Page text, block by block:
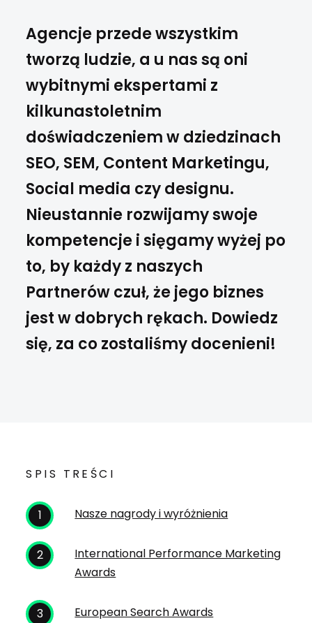
Agencje przede wszystkim
tworzą ludzie, a u nas są oni
wybitnymi ekspertami z
kilkunastoletnim
doświadczeniem w dziedzinach
SEO, SEM, Content Marketingu,
Social media czy designu.
Nieustannie rozwijamy swoje
kompetencje i sięgamy wyżej po
to, by każdy z naszych
Partnerów czuł, że jego biznes
jest w dobrych rękach. Dowiedz
się, za co zostaliśmy docenieni!
SPIS TREŚCI
Nasze nagrody i wyróżnienia
International Performance Marketing
Awards
European Search Awards